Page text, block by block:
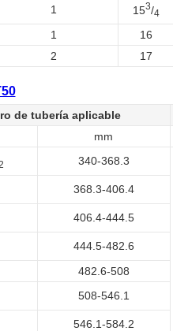
1 153/4
1 16
2
17
de tubería aplicable
mm
340-368.3
368.3-406.4
406.4-444.5
444.5-482.6
482.6-508
508-546.1
546.1-584.2